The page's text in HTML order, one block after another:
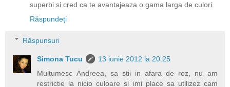
superbi si cred ca te avantajeaza o gama larga de culori.
Răspundeți
Răspunsuri
Simona Tucu
13 iunie 2012 la 20:25
Multumesc Andreea, sa stii in afara de roz, nu am
restrictie la nicio culoare si imi place sa utilizez cam